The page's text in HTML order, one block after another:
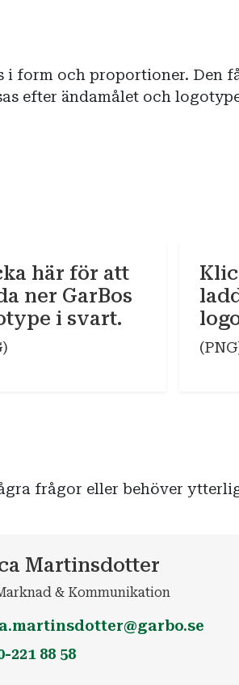
i form och proportioner. Den
efter ändamålet och
här för att
ner GarBos
i svart.
frågor eller behöver
Martinsdotter
& Kommunikation
221 88 58